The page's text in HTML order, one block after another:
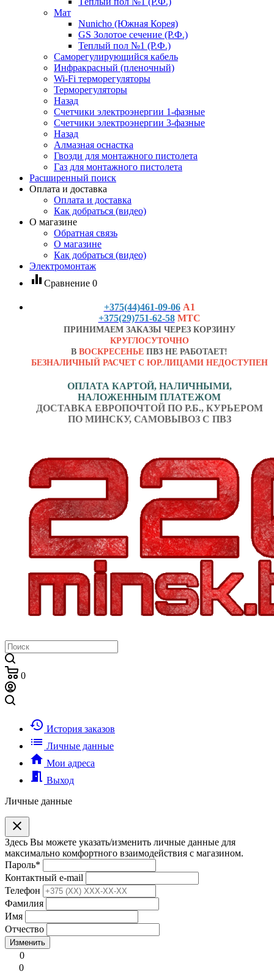
Мат
Nunicho (Южная Корея)
GS Золотое сечение (Р.Ф.)
Теплый пол №1 (Р.Ф.)
Саморегулирующийся кабель
Инфракрасный (пленочный)
Wi-Fi терморегуляторы
Терморегуляторы
Назад
Счетчики электроэнергии 1-фазные
Счетчики электроэнергии 3-фазные
Назад
Алмазная оснастка
Гвозди для монтажного пистолета
Газ для монтажного пистолета
Расширенный поиск
Оплата и доставка
Оплата и доставка
Как добраться (видео)
О магазине
Обратная связь
О магазине
Как добраться (видео)
Электромонтаж
equalizer Сравнение 0
+375(44)461-09-06 А1
+375(29)751-62-58 МТС
ПРИНИМАЕМ ЗАКАЗЫ ЧЕРЕЗ КОРЗИНУ
КРУГЛОСУТОЧНО
В ВОСКРЕСЕНЬЕ ПВЗ НЕ РАБОТАЕТ!
БЕЗНАЛИЧНЫЙ РАСЧЕТ С ЮР.ЛИЦАМИ НЕДОСТУПЕН
ОПЛАТА КАРТОЙ, НАЛИЧНЫМИ,
НАЛОЖЕННЫМ ПЛАТЕЖОМ
ДОСТАВКА ЕВРОПОЧТОЙ ПО Р.Б., КУРЬЕРОМ
ПО МИНСКУ, САМОВЫВОЗ С ПВЗ
0
history История заказов
list Личные данные
home Мои адреса
meeting_room Выход
Личные данные
clear
Здесь Вы можете указать/изменить личные данные для
максимально комфортного взаимодействия с магазином.
Пароль*
Контактный e-mail
Телефон
Фамилия
Имя
Отчество
Изменить
0
0